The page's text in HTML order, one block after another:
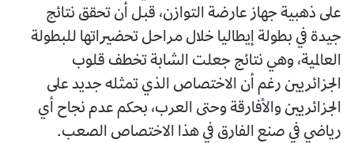
على ذهبية جهاز عارضة التوازن، قبل أن تحقق نتائج
جيدة في بطولة إيطاليا خلال مراحل تحضيراتها للبطولة
العالمية، وهي نتائج جعلت الشابة تخطف قلوب
الجزائريين رغم أن الاختصاص الذي تمثله جديد على
الجزائريين والأفارقة وحتى العرب، بحكم عدم نجاح أي
رياضي في صنع الفارق في هذا الاختصاص الصعب.